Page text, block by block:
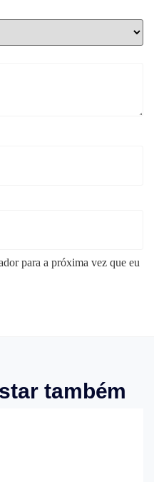
para a próxima vez que eu
também